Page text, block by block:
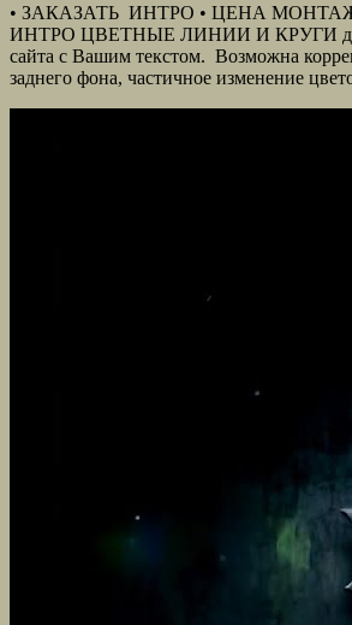
• ЗАКАЗАТЬ ИНТРО • ЦЕНА
ИНТРО ЦВЕТНЫЕ ЛИНИИ И КРУГИ для
сайта с Вашим текстом. Возможна
заднего фона, частичное изменение